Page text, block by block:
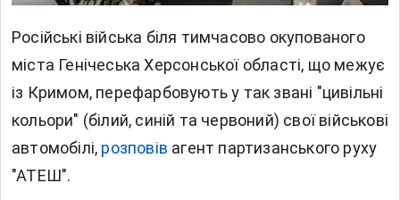
Російські війська біля тимчасово окупованого
міста Генічеська Херсонської області, що межує
із Кримом, перефарбовують у так звані "цивільні
кольори" (білий, синій та червоний) свої військові
автомобілі, розповів агент партизанського руху
"АТЕШ".